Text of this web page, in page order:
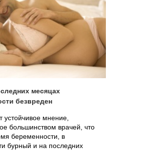
месяцах
безвреден
устойчивое мнение,
большинством врачей, что
беременности, в
бурный и на последних